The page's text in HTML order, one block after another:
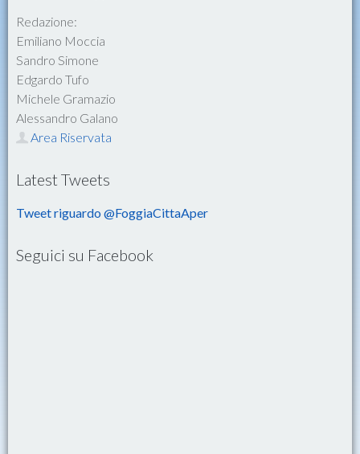
Redazione:
Emiliano Moccia
Sandro Simone
Edgardo Tufo
Michele Gramazio
Alessandro Galano
Area Riservata
Latest Tweets
Tweet riguardo @FoggiaCittaAper
Seguici su Facebook